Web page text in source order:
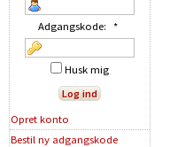
Adgangskode: *
Husk mig
Opret konto
Bestil ny adgangskode